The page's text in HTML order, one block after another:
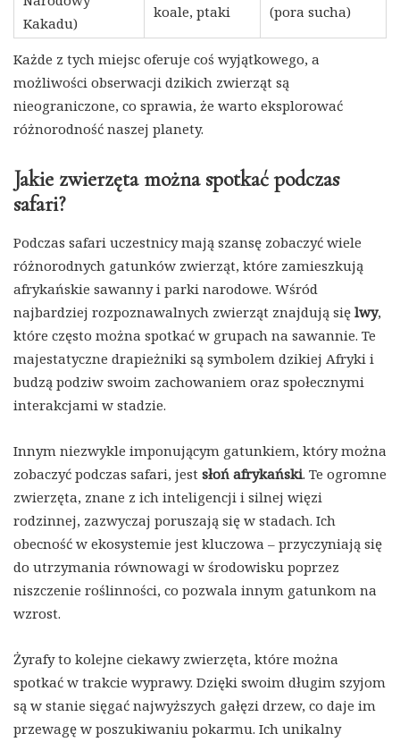
Kakadu)
koale, ptaki
(pora sucha)
Każde z tych miejsc oferuje coś wyjątkowego, a
możliwości obserwacji dzikich zwierząt są
nieograniczone, co sprawia, że warto eksplorować
różnorodność naszej planety.
Jakie zwierzęta można spotkać podczas
safari?
Podczas safari uczestnicy mają szansę zobaczyć wiele
różnorodnych gatunków zwierząt, które zamieszkują
afrykańskie sawanny i parki narodowe. Wśród
najbardziej rozpoznawalnych zwierząt znajdują się lwy,
które często można spotkać w grupach na sawannie. Te
majestatyczne drapieżniki są symbolem dzikiej Afryki i
budzą podziw swoim zachowaniem oraz społecznymi
interakcjami w stadzie.
Innym niezwykle imponującym gatunkiem, który można
zobaczyć podczas safari, jest słoń afrykański. Te ogromne
zwierzęta, znane z ich inteligencji i silnej więzi
rodzinnej, zazwyczaj poruszają się w stadach. Ich
obecność w ekosystemie jest kluczowa – przyczyniają się
do utrzymania równowagi w środowisku poprzez
niszczenie roślinności, co pozwala innym gatunkom na
wzrost.
Żyrafy to kolejne ciekawy zwierzęta, które można
spotkać w trakcie wyprawy. Dzięki swoim długim szyjom
są w stanie sięgać najwyższych gałęzi drzew, co daje im
przewagę w poszukiwaniu pokarmu. Ich unikalny